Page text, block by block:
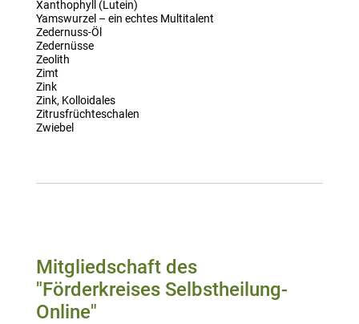
Xanthophyll (Lutein)
Yamswurzel – ein echtes Multitalent
Zedernuss-Öl
Zedernüsse
Zeolith
Zimt
Zink
Zink, Kolloidales
Zitrusfrüchteschalen
Zwiebel
Mitgliedschaft des
"Förderkreises Selbstheilung-
Online"